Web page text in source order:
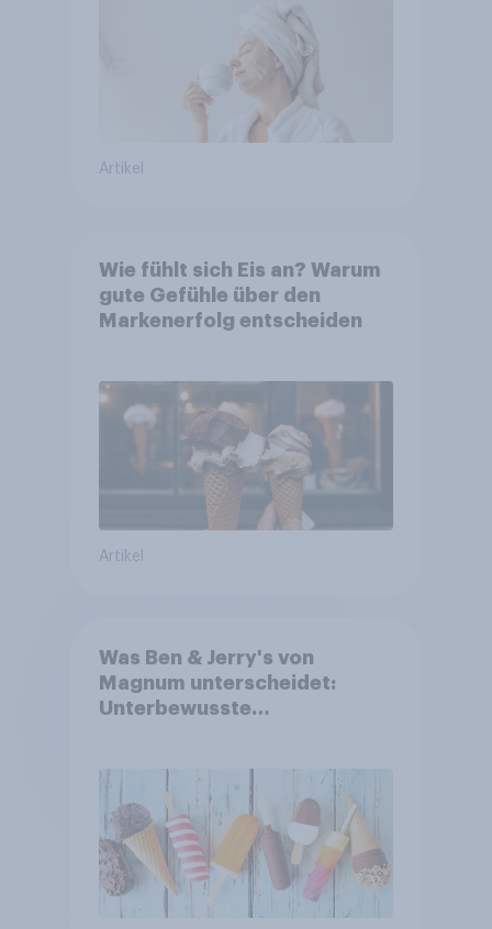
Artikel
Wie fühlt sich Eis an? Warum
gute Gefühle über den
Markenerfolg entscheiden
Artikel
Was Ben & Jerry's von
Magnum unterscheidet:
Unterbewusste
beeinflussen